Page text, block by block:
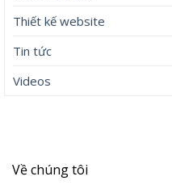
Thiết kế website
Tin tức
Videos
Về chúng tôi